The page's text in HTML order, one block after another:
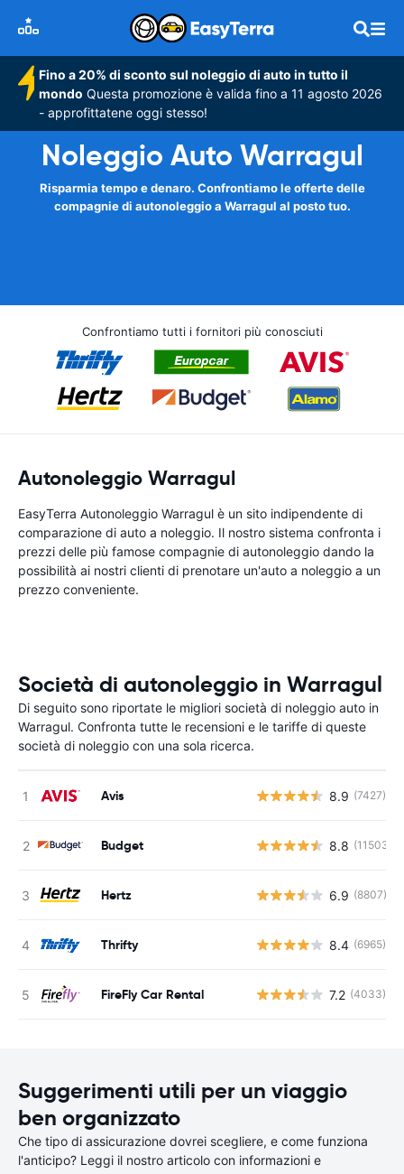
Fino a 20% di sconto sul noleggio di auto in tutto il
mondo Questa promozione è valida fino a 11 agosto 2026
- approfittatene oggi stesso!
Noleggio Auto Warragul
Risparmia tempo e denaro. Confrontiamo le offerte delle
compagnie di autonoleggio a Warragul al posto tuo.
Confrontiamo tutti i fornitori più conosciuti
Autonoleggio Warragul
EasyTerra Autonoleggio Warragul è un sito indipendente di
comparazione di auto a noleggio. Il nostro sistema confronta i
prezzi delle più famose compagnie di autonoleggio dando la
possibilità ai nostri clienti di prenotare un'auto a noleggio a un
prezzo conveniente.
Società di autonoleggio in Warragul
Di seguito sono riportate le migliori società di noleggio auto in
Warragul. Confronta tutte le recensioni e le tariffe di queste
società di noleggio con una sola ricerca.
Avis 8.9 (7427)
Budget 8.8 (11503)
Hertz 6.9 (8807)
Thrifty 8.4 (6965)
FireFly Car Rental 7.2 (4033)
Suggerimenti utili per un viaggio
ben organizzato
Che tipo di assicurazione dovrei scegliere, e come funziona
l'anticipo? Leggi il nostro articolo con informazioni e